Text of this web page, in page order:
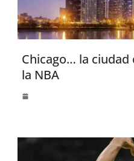
Chicago… la
la NBA